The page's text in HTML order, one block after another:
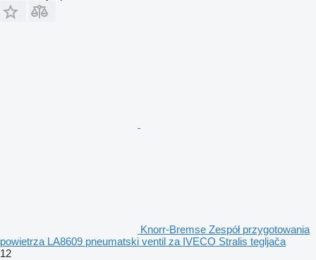
Knorr-Bremse Zespół przygotowania
powietrza LA8609 pneumatski ventil za IVECO Stralis tegljača
12